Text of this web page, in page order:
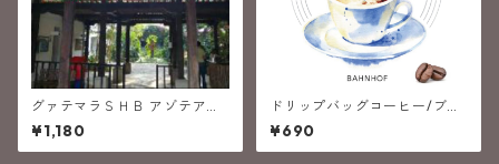
グァテマラＳＨＢ アゾテア
(中深煎り）
¥1,180
ドリップバッグコーヒー/ブル
ーマウンテンNO.1
¥690